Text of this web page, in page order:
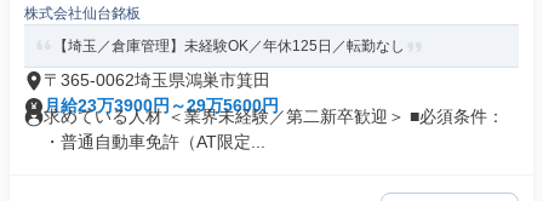
株式会社仙台銘板
【埼玉／倉庫管理】未経験OK／年休125日／転勤なし
〒365-0062埼玉県鴻巣市箕田
月給23万3900円～29万5600円
求めている人材 ＜業界未経験／第二新卒歓迎＞ ■必須条件：
・普通自動車免許（AT限定...